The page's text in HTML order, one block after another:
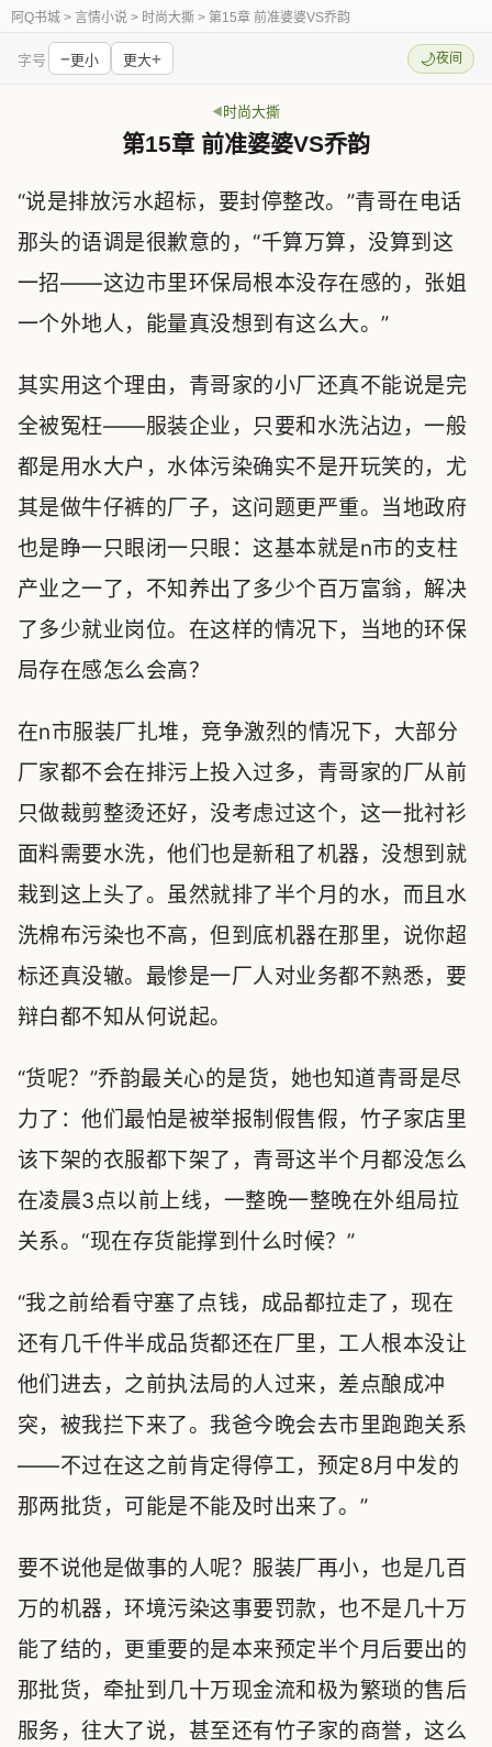
阿Q书城 > 言情小说 > 时尚大撕 > 第15章 前准婆婆VS乔韵
字号 −更小 更大+ 🌙夜间
时尚大撕
第15章 前准婆婆VS乔韵
“说是排放污水超标，要封停整改。”青哥在电话
那头的语调是很歉意的，“千算万算，没算到这
一招——这边市里环保局根本没存在感的，张姐
一个外地人，能量真没想到有这么大。”
其实用这个理由，青哥家的小厂还真不能说是完
全被冤枉——服装企业，只要和水洗沾边，一般
都是用水大户，水体污染确实不是开玩笑的，尤
其是做牛仔裤的厂子，这问题更严重。当地政府
也是睁一只眼闭一只眼：这基本就是n市的支柱
产业之一了，不知养出了多少个百万富翁，解决
了多少就业岗位。在这样的情况下，当地的环保
局存在感怎么会高？
在n市服装厂扎堆，竞争激烈的情况下，大部分
厂家都不会在排污上投入过多，青哥家的厂从前
只做裁剪整烫还好，没考虑过这个，这一批衬衫
面料需要水洗，他们也是新租了机器，没想到就
栽到这上头了。虽然就排了半个月的水，而且水
洗棉布污染也不高，但到底机器在那里，说你超
标还真没辙。最惨是一厂人对业务都不熟悉，要
辩白都不知从何说起。
“货呢？”乔韵最关心的是货，她也知道青哥是尽
力了：他们最怕是被举报制假售假，竹子家店里
该下架的衣服都下架了，青哥这半个月都没怎么
在凌晨3点以前上线，一整晚一整晚在外组局拉
关系。“现在存货能撑到什么时候？”
“我之前给看守塞了点钱，成品都拉走了，现在
还有几千件半成品货都还在厂里，工人根本没让
他们进去，之前执法局的人过来，差点酿成冲
突，被我拦下来了。我爸今晚会去市里跑跑关系
——不过在这之前肯定得停工，预定8月中发的
那两批货，可能是不能及时出来了。”
要不说他是做事的人呢？服装厂再小，也是几百
万的机器，环境污染这事要罚款，也不是几十万
能了结的，更重要的是本来预定半个月后要出的
那批货，牵扯到几十万现金流和极为繁琐的售后
服务，往大了说，甚至还有竹子家的商誉，这么